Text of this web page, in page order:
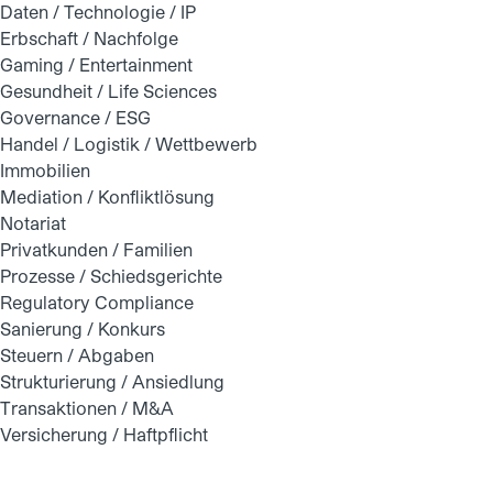
Daten / Technologie / IP
Erbschaft / Nachfolge
Gaming / Entertainment
Gesundheit / Life Sciences
Governance / ESG
Handel / Logistik / Wettbewerb
Immobilien
Mediation / Konfliktlösung
Notariat
Privatkunden / Familien
Prozesse / Schiedsgerichte
Regulatory Compliance
Sanierung / Konkurs
Steuern / Abgaben
Strukturierung / Ansiedlung
Transaktionen / M&A
Versicherung / Haftpflicht